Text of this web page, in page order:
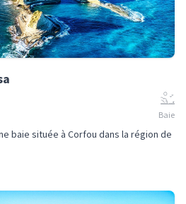
Baie
baie située à Corfou dans la région de